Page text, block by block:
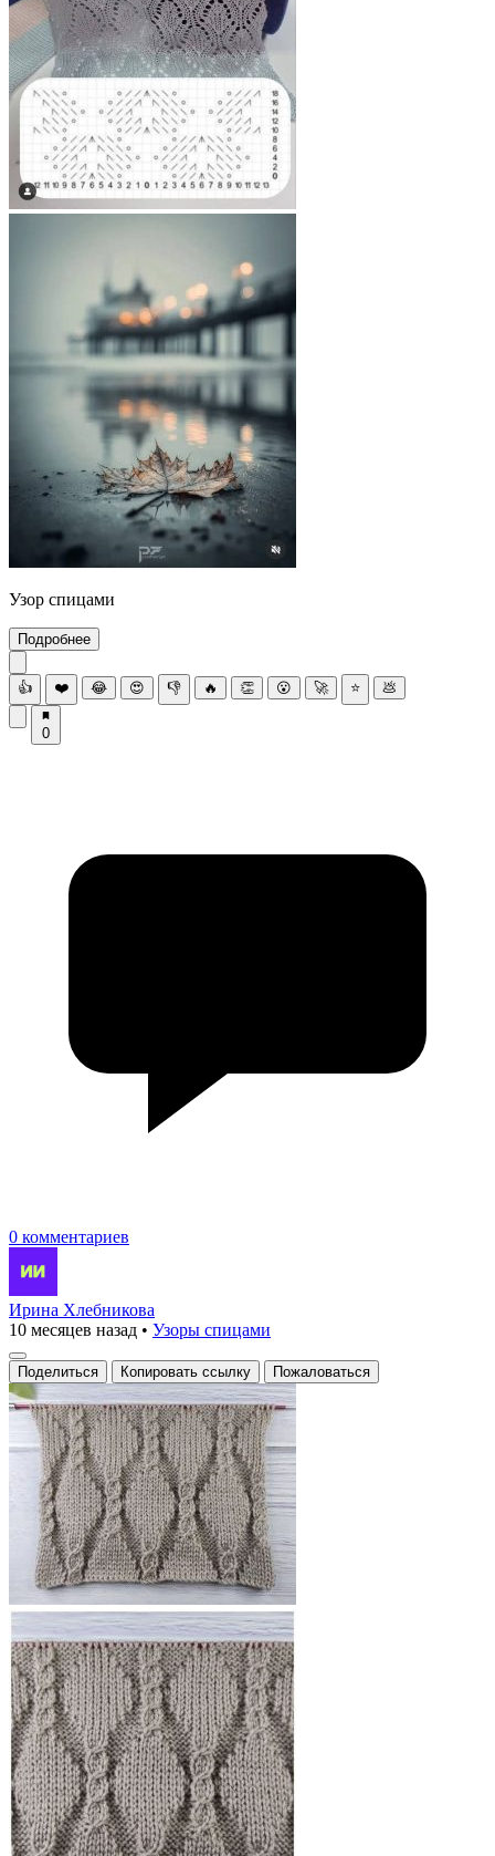
Узор спицами
Подробнее
👍 ❤️ 😂 😍 👎 🔥 👏 😮 🚀 ⭐ 💩
0
0 комментариев
Ирина Хлебникова
10 месяцев назад • Узоры спицами
Поделиться Копировать ссылку Пожаловаться